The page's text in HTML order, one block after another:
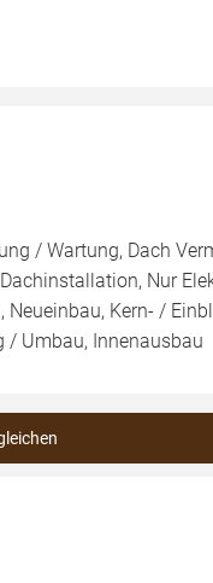
/ Wartung, Dach
Nur
Neueinbau, Kern- /
/ Umbau, Innenausbau